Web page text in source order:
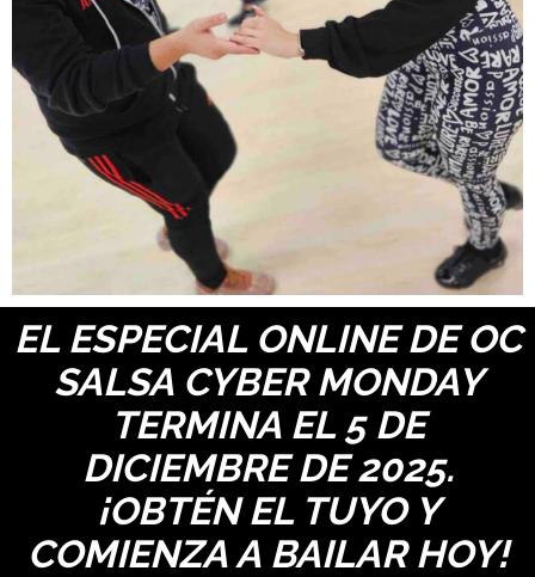
EL ESPECIAL ONLINE DE OC
SALSA CYBER MONDAY
TERMINA EL 5 DE
DICIEMBRE DE 2025.
¡OBTÉN EL TUYO Y
COMIENZA A BAILAR HOY!